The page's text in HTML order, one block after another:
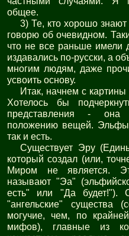
общее.
3) Те, кто хорошо знают
говорю об очевидном.
что не все раньше имели
издавались по-русски, а
многим людям, даже
усвоить основу.
Итак, начнем с
Хотелось бы
представления - она
положению вещей. Эльфы
так и есть.
Существует Эру
который создал (или,
Миром не является.
называют "Эа"
есть" или "Да будет!").
"ангельские" существа
могучие, чем, по
мифов), главные из